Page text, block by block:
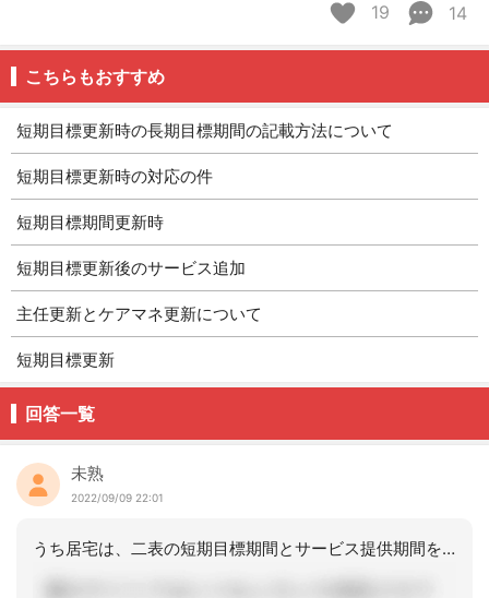
19
14
こちらもおすすめ
短期目標更新時の長期目標期間の記載方法について
短期目標更新時の対応の件
短期目標期間更新時
短期目標更新後のサービス追加
主任更新とケアマネ更新について
短期目標更新
回答一覧
未熟
2022/09/09 22:01
うち居宅は、二表の短期目標期間とサービス提供期間をボールペンで直して、二表の最終